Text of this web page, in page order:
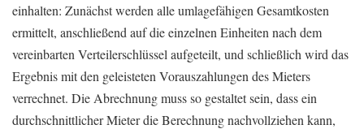
einhalten: Zunächst werden alle umlagefähigen Gesamtkosten
ermittelt, anschließend auf die einzelnen Einheiten nach dem
vereinbarten Verteilerschlüssel aufgeteilt, und schließlich wird das
Ergebnis mit den geleisteten Vorauszahlungen des Mieters
verrechnet. Die Abrechnung muss so gestaltet sein, dass ein
durchschnittlicher Mieter die Berechnung nachvollziehen kann,